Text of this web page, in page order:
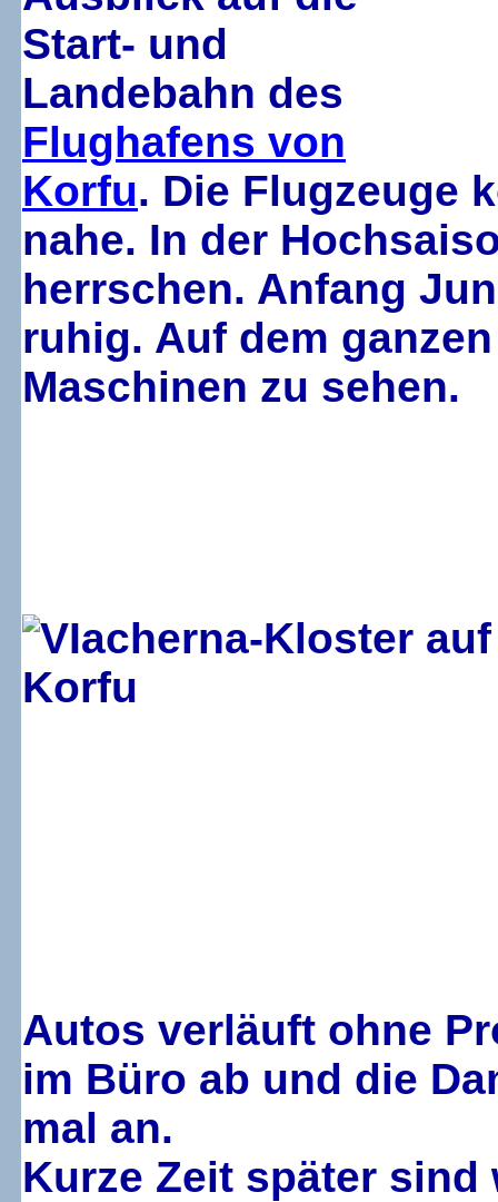
Start- und
Landebahn des
Flughafens von
Korfu. Die Flugzeuge
nahe. In der
herrschen. Anfang
ruhig. Auf dem
Maschinen zu sehen.
Autos verläuft ohne
im Büro ab und die
mal an.
Kurze Zeit später